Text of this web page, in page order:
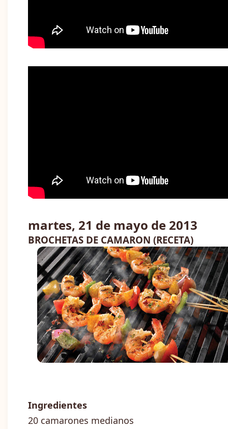
martes, 21 de mayo de 2013
BROCHETAS DE CAMARON (RECETA)
Ingredientes
20 camarones medianos